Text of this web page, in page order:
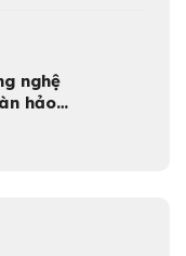
nghệ
hảo